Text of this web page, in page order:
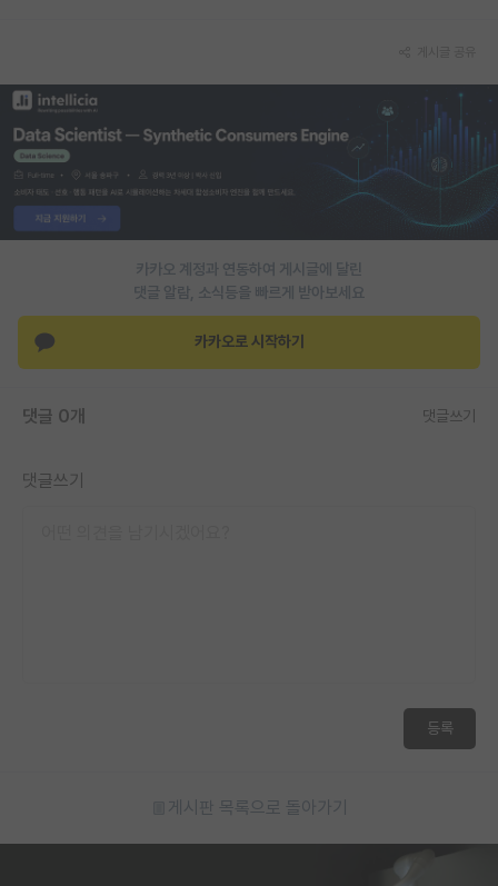
카카오 계정과 연동하여 게시글에 달린
댓글 알람, 소식등을 빠르게 받아보세요
카카오로 시작하기
댓글 0개 댓글쓰기
댓글쓰기
등록
게시판 목록으로 돌아가기